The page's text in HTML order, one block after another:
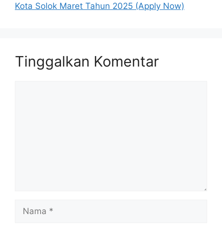
Kota Solok Maret Tahun 2025 (Apply Now)
Tinggalkan Komentar